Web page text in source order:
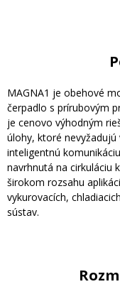
MAGNA1 je obehové
čerpadlo s prírubovým
je cenovo výhodným
úlohy, ktoré
inteligentnú
navrhnutá na cirkuláciu
širokom rozsahu
vykurovacích,
sústav.